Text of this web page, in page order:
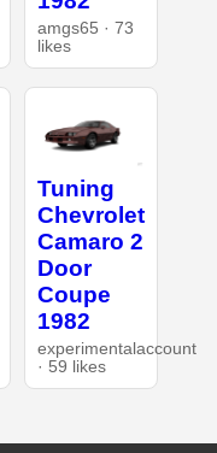
amgs65 · 73
likes
Tuning
Chevrolet
Camaro 2
Door
Coupe
1982
experimentalaccount
· 59 likes